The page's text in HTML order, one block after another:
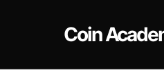
Coin